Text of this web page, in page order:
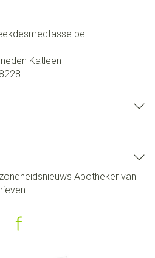
Katleen
Apotheker van